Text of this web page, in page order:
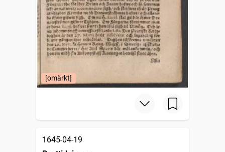
[omärkt]
1645-04-19